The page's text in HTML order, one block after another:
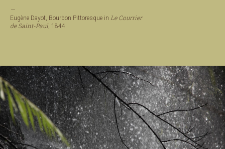
—
Eugène Dayot, Bourbon Pittoresque in Le Courrier
de Saint-Paul, 1844